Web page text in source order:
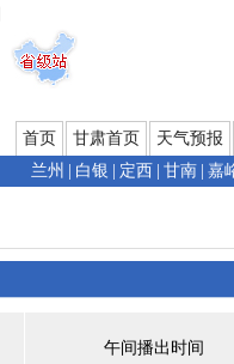
首页 甘肃首页
天气预报
兰州
白银 定西 甘南 嘉
午间播出时间